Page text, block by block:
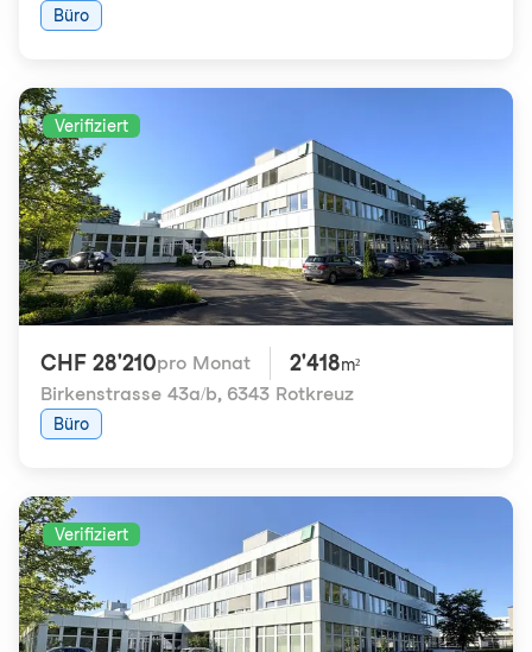
Büro
Verifiziert
CHF 28'210pro Monat 2'418m²
Birkenstrasse 43a/b, 6343 Rotkreuz
Büro
Verifiziert